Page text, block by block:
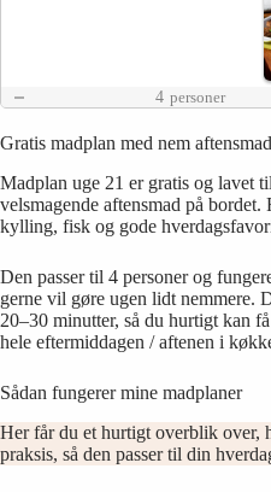
4 personer
Gratis madplan med nem aftensmad
Madplan uge 21 er gratis og lavet
velsmagende aftensmad på
kylling, fisk og gode
Den passer til 4 personer og
gerne vil gøre ugen lidt nemmere.
20–30 minutter, så du hurtigt kan
hele eftermiddagen / aftenen i
Sådan fungerer mine madplaner
Her får du et hurtigt overblik over,
praksis, så den passer til din